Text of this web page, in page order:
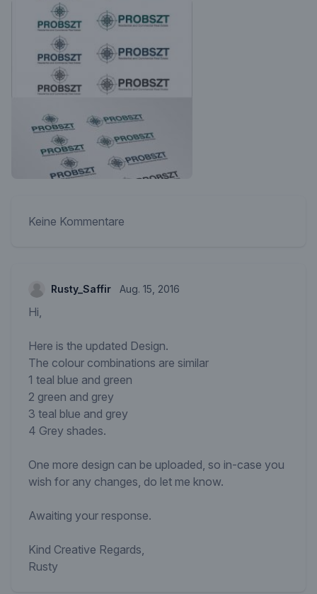
Keine Kommentare
Rusty_Saffir Aug. 15, 2016
Hi,
Here is the updated Design.
The colour combinations are similar
1 teal blue and green
2 green and grey
3 teal blue and grey
4 Grey shades.
One more design can be uploaded, so in-case you
wish for any changes, do let me know.
Awaiting your response.
Kind Creative Regards,
Rusty